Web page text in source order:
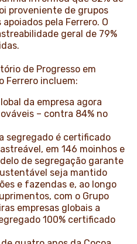
proveniente de grupos
pela Ferrero. O
geral de 79%
de Progresso em
Ferrero incluem:
da empresa agora
– contra 84% no
segregado é certificado
em 146 moinhos e
de segregação garante
seja mantido
e fazendas e, ao longo
com o Grupo
empresas globais a
100% certificado